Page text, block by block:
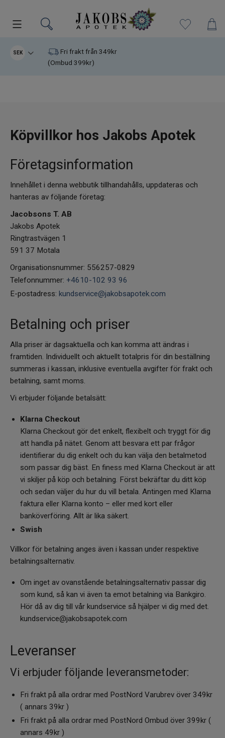
Superfood
Hudvård
Kristaller
Infrarött Ljus
Vattenrening & Övrigt
Transdermala plåster
Fyndlådan
SEK
Fri frakt från 349kr
(Ombud 399kr)
Köpvillkor hos Jakobs Apotek
Företagsinformation
Innehållet i denna webbutik tillhandahålls, uppdateras och
hanteras av följande företag:
Jacobsons T. AB
Jakobs Apotek
Ringtrastvägen 1
591 37 Motala
Organisationsnummer: 556257-0829
Telefonnummer: +4610-102 93 96
E-postadress: kundservice@jakobsapotek.com
Betalning och priser
Alla priser är dagsaktuella och kan komma att ändras i
framtiden. Individuellt och aktuellt totalpris för din beställning
summeras i kassan, inklusive eventuella avgifter för frakt och
betalning, samt moms.
Vi erbjuder följande betalsätt:
Klarna Checkout
Klarna Checkout gör det enkelt, flexibelt och tryggt för dig
att handla på nätet. Genom att besvara ett par frågor
identifierar du dig enkelt och du kan välja den betalmetod
som passar dig bäst. En finess med Klarna Checkout är att
vi skiljer på köp och betalning. Först bekräftar du ditt köp
och sedan väljer du hur du vill betala. Antingen med Klarna
faktura eller Klarna konto – eller med kort eller
banköverföring. Allt är lika säkert.
Swish
Villkor för betalning anges även i kassan under respektive
betalningsalternativ.
Om inget av ovanstående betalningsalternativ passar dig
som kund, så kan vi även ta emot betalning via Bankgiro.
Hör då av dig till vår kundservice så hjälper vi dig med det.
kundservice@jakobsapotek.com
Leveranser
Vi erbjuder följande leveransmetoder:
Fri frakt på alla ordrar med PostNord Varubrev över 349kr
( annars 39kr )
Fri frakt på alla ordrar med PostNord Ombud över 399kr (
annars 49kr )